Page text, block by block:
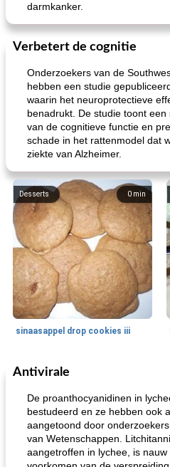
darmkanker.
Verbetert de cognitie
Onderzoekers van de
hebben een studie
waarin het neuroprotectieve
benadrukt. De studie toont
van de cognitieve functie en
schade in het rattenmodel dat
ziekte van Alzheimer.
0 min
Desserts
sinaasappel drop cookies iii
Ontbijt
Antivirale
De proanthocyanidinen in
bestudeerd en ze hebben ook
aangetoond door
van Wetenschappen.
aangetroffen in lychee, is